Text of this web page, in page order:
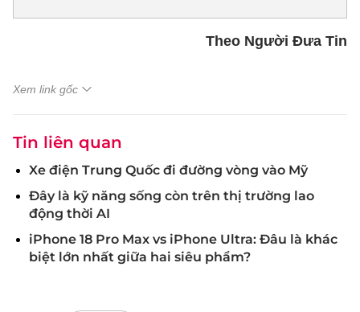
Theo Người Đưa Tin
Xem link gốc
Tin liên quan
Xe điện Trung Quốc đi đường vòng vào Mỹ
Đây là kỹ năng sống còn trên thị trường lao
động thời AI
iPhone 18 Pro Max vs iPhone Ultra: Đâu là khác
biệt lớn nhất giữa hai siêu phẩm?